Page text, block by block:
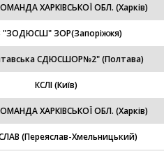
ХАРКІВСЬКОЇ ОБЛ. (Харків)
"ЗОДЮСШ" ЗОР(Запоріжжя)
СДЮСШОР№2" (Полтава)
КСЛІ (Київ)
ХАРКІВСЬКОЇ ОБЛ. (Харків)
(Переяслав-Хмельницький)